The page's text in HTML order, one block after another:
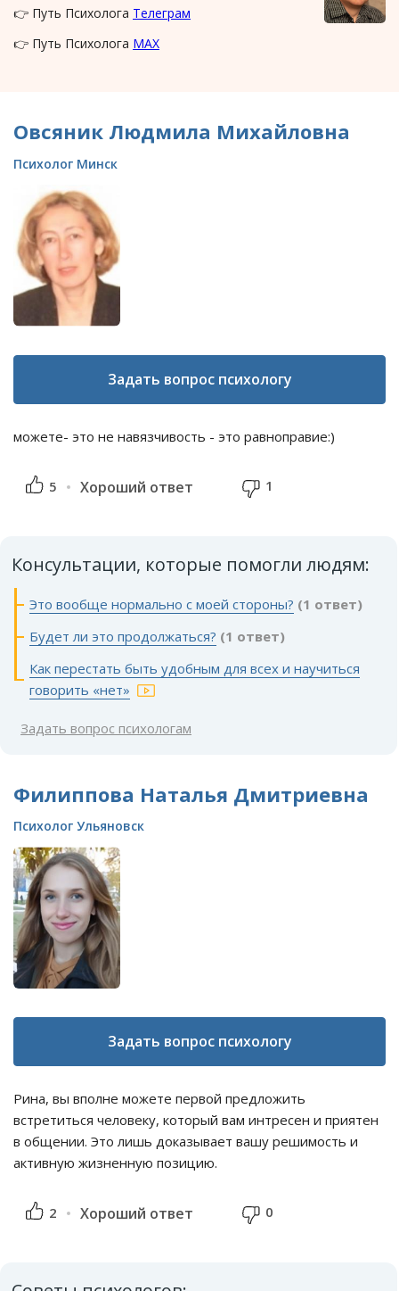
👉 Путь Психолога Телеграм
👉 Путь Психолога MAX
Овсяник Людмила Михайловна
Психолог Минск
Задать вопрос психологу
можете- это не навязчивость - это равноправие:)
5 Хороший ответ 1
Консультации, которые помогли людям:
Это вообще нормально с моей стороны? (1 ответ)
Будет ли это продолжаться? (1 ответ)
Как перестать быть удобным для всех и научиться
говорить «нет»
Задать вопрос психологам
Филиппова Наталья Дмитриевна
Психолог Ульяновск
Задать вопрос психологу
Рина, вы вполне можете первой предложить
встретиться человеку, который вам интресен и приятен
в общении. Это лишь доказывает вашу решимость и
активную жизненную позицию.
2 Хороший ответ 0